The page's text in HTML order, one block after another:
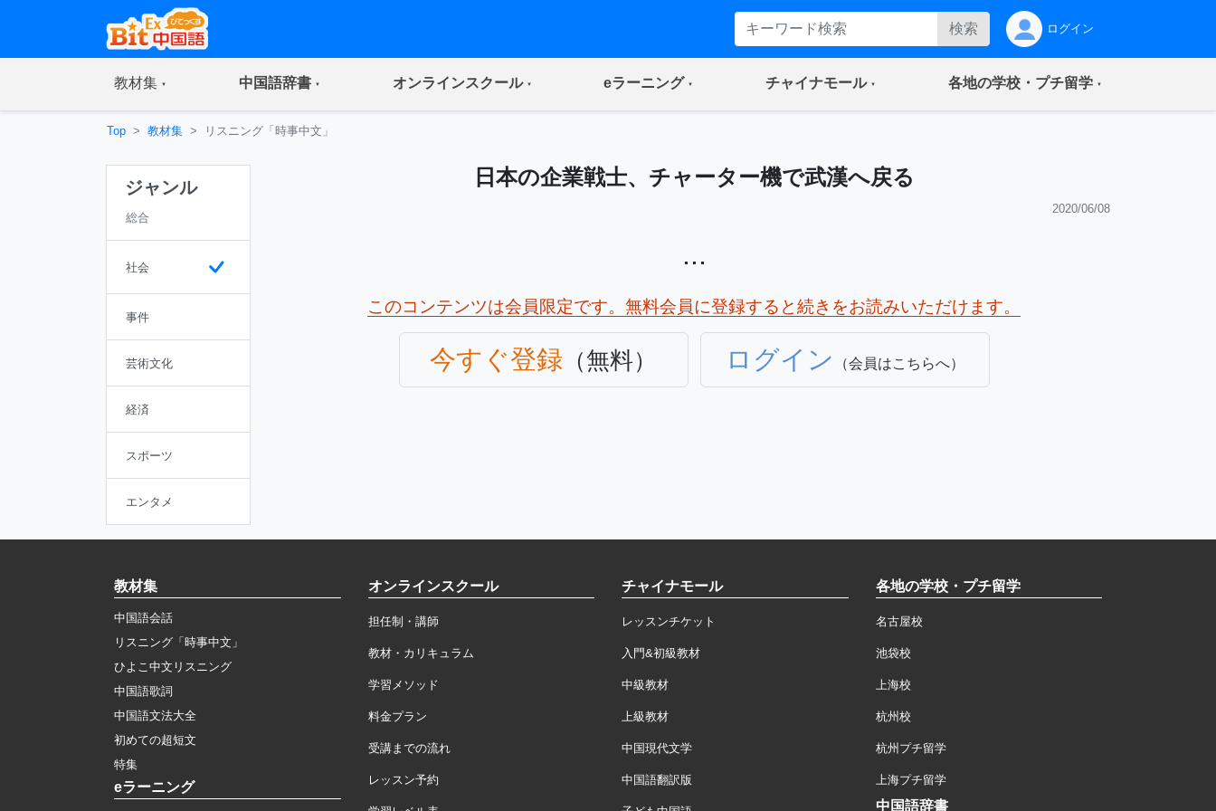
検索 ログイン
教材集(current) 中国語辞書(current) オンラインスクール(current) eラーニング(current) チャイナモール(current) 各地の学校・プチ留学(current)
Top 教材集 リスニング「時事中文」
ジャンル
総合
社会
事件
芸術文化
経済
スポーツ
エンタメ
日本の企業戦士、チャーター機で武漢へ戻る
2020/06/08
...
このコンテンツは会員限定です。無料会員に登録すると続きをお読みいただけます。
今すぐ登録 （無料） ログイン （会員はこちらへ）
教材集
中国語会話
リスニング「時事中文」
ひよこ中文リスニング
中国語歌詞
中国語文法大全
初めての超短文
特集
eラーニング
オンラインスクール
担任制・講師
教材・カリキュラム
学習メソッド
料金プラン
受講までの流れ
レッスン予約
チャイナモール
レッスンチケット
入門&初級教材
中級教材
上級教材
中国現代文学
中国語翻訳版
各地の学校・プチ留学
名古屋校
池袋校
上海校
杭州校
杭州プチ留学
上海プチ留学
中国語辞書